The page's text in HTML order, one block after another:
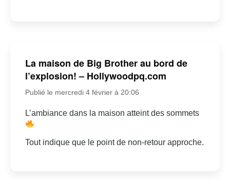
La maison de Big Brother au bord de
l’explosion! – Hollywoodpq.com
Publié le mercredi 4 février à 20:06
L’ambiance dans la maison atteint des sommets
Tout indique que le point de non-retour approche.